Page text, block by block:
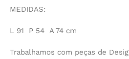
MEDIDAS:
L 91 P 54 A 74 cm
Trabalhamos com peças de